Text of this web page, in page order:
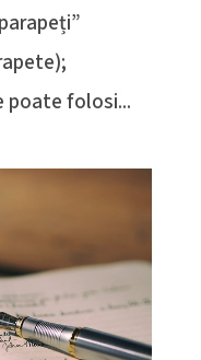
poate folosi...